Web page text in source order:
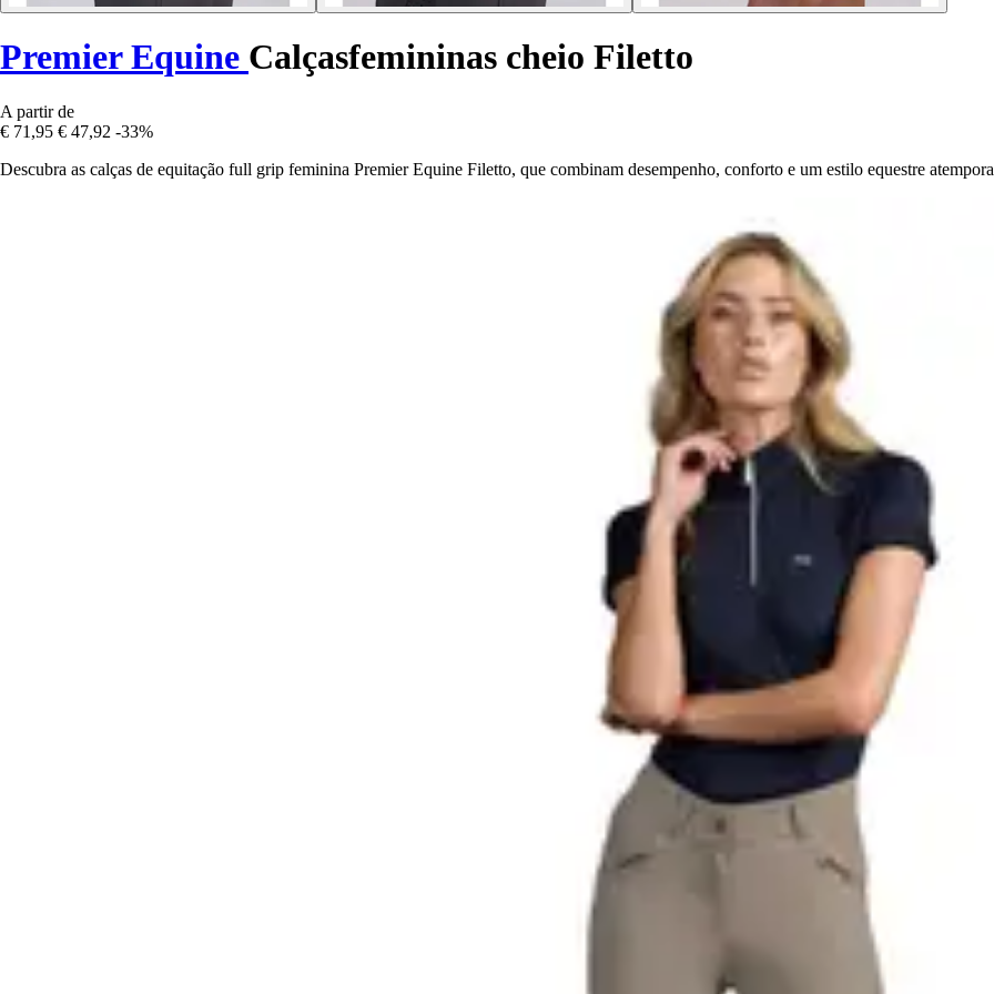
Premier Equine Calçasfemininas cheio Filetto
A partir de
€ 71,95 € 47,92 -33%
Descubra as calças de equitação full grip feminina Premier Equine Filetto, que combinam desempenho, conforto e um estilo equestre